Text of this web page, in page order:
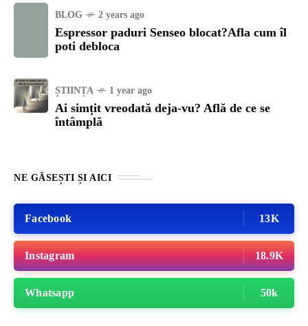
BLOG 2 years ago
Espressor paduri Senseo blocat?Afla cum îl
poti debloca
ȘTIINȚA 1 year ago
Ai simțit vreodată deja-vu? Află de ce se
întâmplă
NE GĂSEȘTI ȘI AICI
Facebook 13K
Instagram 18.9K
Whatsapp 50k